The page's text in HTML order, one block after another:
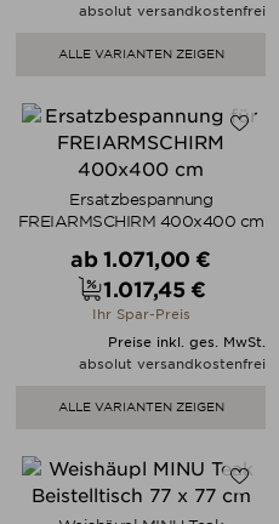
absolut versandkostenfrei
ALLE VARIANTEN ZEIGEN
Ersatzbespannung
FREIARMSCHIRM 400x400 cm
Verkaufspreis
ab 1.071,00 €
Preis
1.017,45 €
Ihr Spar-Preis
Preise inkl. ges. MwSt.
absolut versandkostenfrei
ALLE VARIANTEN ZEIGEN